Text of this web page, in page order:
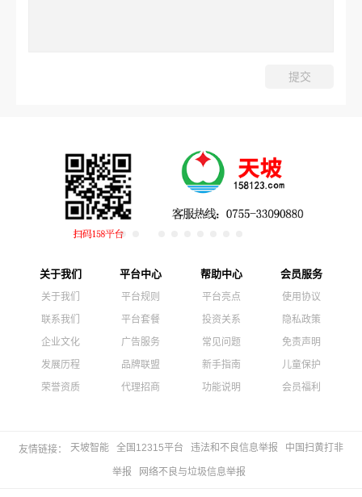
关于我们
关于我们
联系我们
企业文化
发展历程
荣誉资质
平台中心
平台规则
平台套餐
广告服务
品牌联盟
代理招商
帮助中心
平台亮点
投资关系
常见问题
新手指南
功能说明
会员服务
使用协议
隐私政策
免责声明
儿童保护
会员福利
友情链接： 天坡智能 全国12315平台 违法和不良信息举报 中国扫黄打非
举报 网络不良与垃圾信息举报